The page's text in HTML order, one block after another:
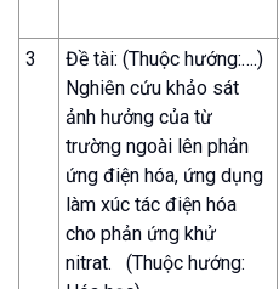
3
Đề tài: (Thuộc hướng:….)
Nghiên cứu khảo sát
ảnh hưởng của từ
trường ngoài lên phản
ứng điện hóa, ứng dụng
làm xúc tác điện hóa
cho phản ứng khử
nitrat. (Thuộc hướng: